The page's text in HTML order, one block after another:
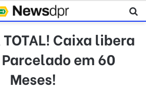
TOTAL! Caixa libera
em 60
Meses!